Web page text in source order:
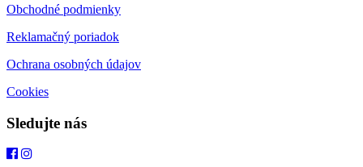
Obchodné podmienky
Reklamačný poriadok
Ochrana osobných údajov
Cookies
Sledujte nás